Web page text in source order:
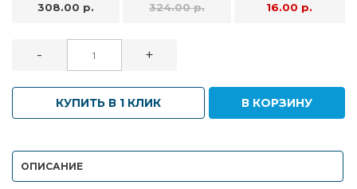
308.00 р. 324.00 р. 16.00 р.
- +
КУПИТЬ В 1 КЛИК В КОРЗИНУ
ОПИСАНИЕ